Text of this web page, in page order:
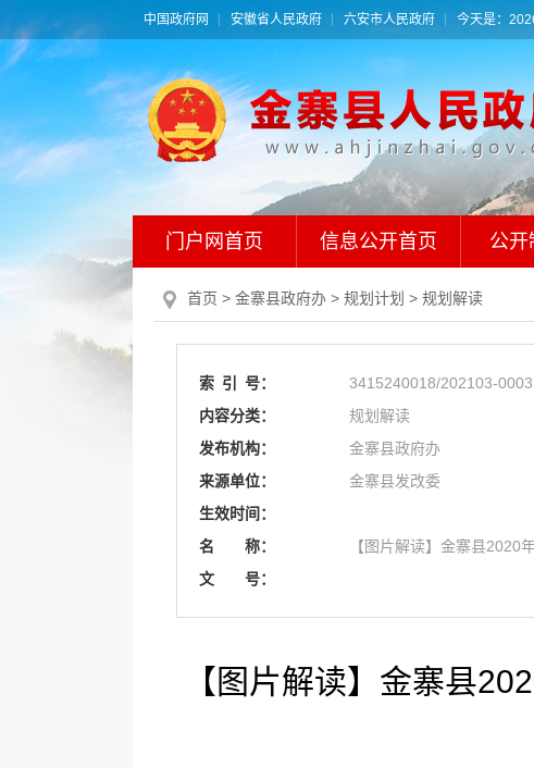
中国政府网 安徽省人民政府 六安市人民政府 今天是：
门户网首页 信息公开首页 公开
首页 > 金寨县政府办 > 规划计划 > 规划解读
索 引 号： 3415240018/202103-
内容分类：
规划解读
发布机构：
金寨县政府办
来源单位：
金寨县发改委
生效时间：
名 称：
【图片解读】金寨县2020
文 号：
【图片解读】金寨县